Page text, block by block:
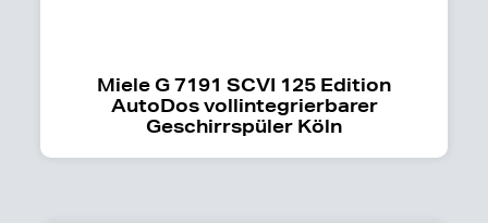
Miele G 7191 SCVI 125 Edition
AutoDos vollintegrierbarer
Geschirrspüler Köln